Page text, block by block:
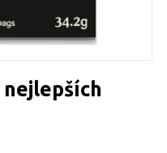
nejlepších